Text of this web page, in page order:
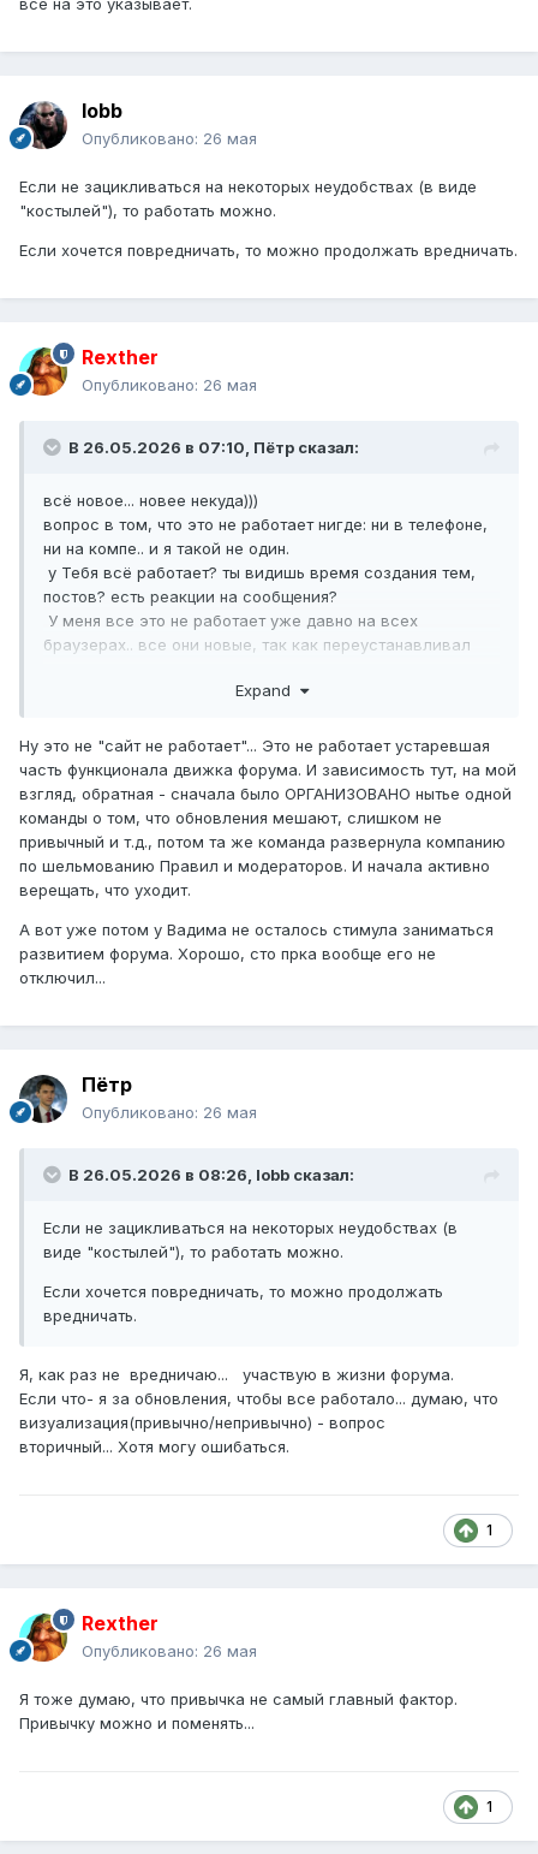
всё на это указывает.
lobb
Опубликовано: 26 мая
Если не зацикливаться на некоторых неудобствах (в виде
"костылей"), то работать можно.
Если хочется повредничать, то можно продолжать вредничать.
Rexther
Опубликовано: 26 мая
В 26.05.2026 в 07:10, Пётр сказал:
всё новое... новее некуда)))
вопрос в том, что это не работает нигде: ни в телефоне,
ни на компе.. и я такой не один.
у Тебя всё работает? ты видишь время создания тем,
постов? есть реакции на сообщения?
У меня все это не работает уже давно на всех
браузерах.. все они новые, так как переустанавливал
Телефоны пришлось менять, так как один утопил, второй
работает(((
Может это только у меня не работает...но думаю, что
пользователей стало меньше именно по этому причине,
что люди зашли, увидели, что не работает сайт и ушли.
Пока, что всё на это указывает.
Expand
Ну это не "сайт не работает"... Это не работает устаревшая
часть функционала движка форума. И зависимость тут, на мой
взгляд, обратная - сначала было ОРГАНИЗОВАНО нытье одной
команды о том, что обновления мешают, слишком не
привычный и т.д., потом та же команда развернула компанию
по шельмованию Правил и модераторов. И начала активно
верещать, что уходит.
А вот уже потом у Вадима не осталось стимула заниматься
развитием форума. Хорошо, сто прка вообще его не
отключил...
Пётр
Опубликовано: 26 мая
В 26.05.2026 в 08:26, lobb сказал:
Если не зацикливаться на некоторых неудобствах (в
виде "костылей"), то работать можно.
Если хочется повредничать, то можно продолжать
вредничать.
Я, как раз не вредничаю... участвую в жизни форума.
Если что- я за обновления, чтобы все работало... думаю, что
визуализация(привычно/непривычно) - вопрос
вторичный... Хотя могу ошибаться.
1
Rexther
Опубликовано: 26 мая
Я тоже думаю, что привычка не самый главный фактор.
Привычку можно и поменять...
1